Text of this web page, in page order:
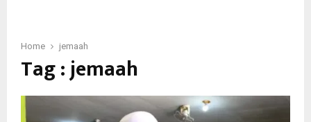
Home jemaah
Tag : jemaah